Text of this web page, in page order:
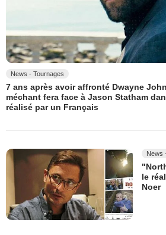
News - Tournages
7 ans après avoir affronté Dwayne
méchant fera face à Jason Statham
réalisé par un Français
News
le
Noer